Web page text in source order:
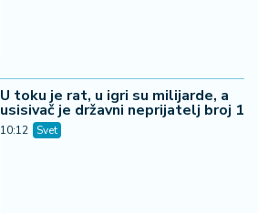
U toku je rat, u igri su milijarde, a
usisivač je državni neprijatelj broj 1
10:12 Svet